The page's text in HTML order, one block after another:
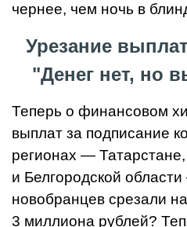
чернее, чем ночь в
Урезание
"Денег нет, но
Теперь о финансовом
выплат за подписание
регионах —
и Белгородской
новобранцев срезали
3 миллиона рублей?